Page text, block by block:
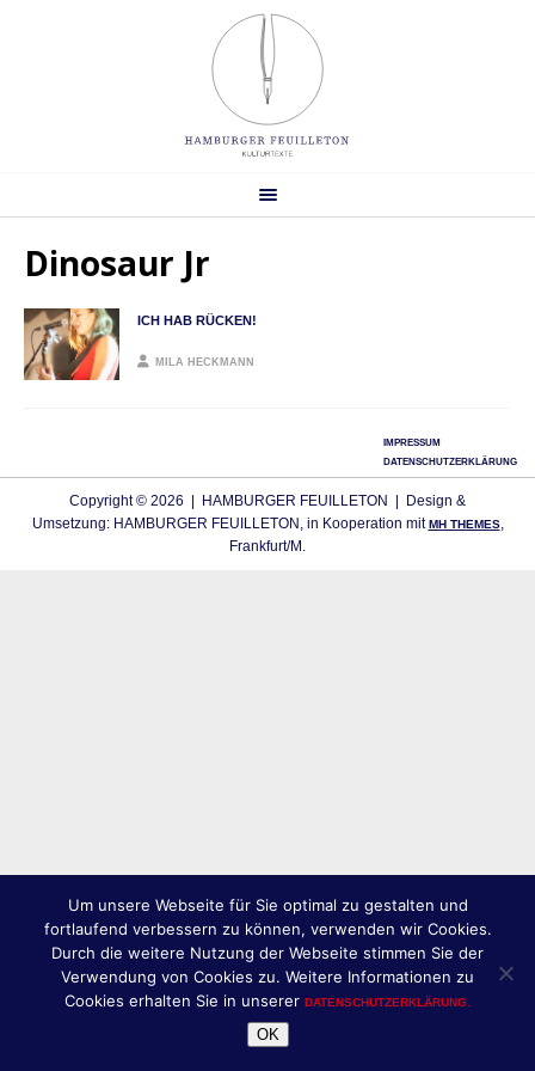
Dinosaur Jr
ICH HAB RÜCKEN!
MILA HECKMANN
IMPRESSUM
DATENSCHUTZERKLÄRUNG
Copyright © 2026 | HAMBURGER FEUILLETON | Design &
Umsetzung: HAMBURGER FEUILLETON, in Kooperation mitMH THEMES,
Frankfurt/M.
Um unsere Webseite für Sie optimal zu gestalten und
fortlaufend verbessern zu können, verwenden wir Cookies.
Durch die weitere Nutzung der Webseite stimmen Sie der
Verwendung von Cookies zu. Weitere Informationen zu
Cookies erhalten Sie in unserer DATENSCHUTZERKLÄRUNG.
OK